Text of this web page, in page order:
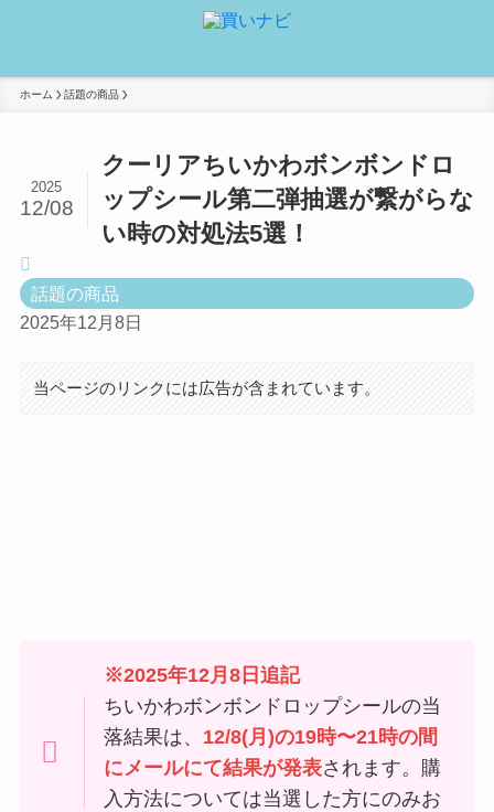
ホーム 話題の商品
クーリアちいかわボンボンドロ
ップシール第二弾抽選が繋がらな
い時の対処法5選！
2025
12/08
話題の商品
2025年12月8日
当ページのリンクには広告が含まれています。
※2025年12月8日追記
ちいかわボンボンドロップシールの当
落結果は、 12/8(月)の19時〜21時の間
にメールにて結果が発表されます。購
入方法については当選した方にのみお